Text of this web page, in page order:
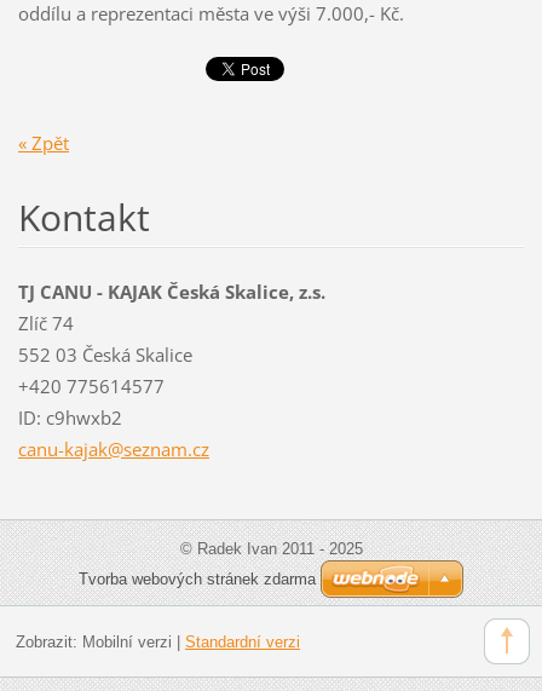
oddílu a reprezentaci města ve výši 7.000,- Kč.
« Zpět
Kontakt
TJ CANU - KAJAK Česká Skalice, z.s.
Zlíč 74
552 03 Česká Skalice
+420 775614577
ID: c9hwxb2
canu-kajak@seznam.cz
© Radek Ivan 2011 - 2025
Tvorba webových stránek zdarma
Zobrazit: Mobilní verzi Standardní verzi